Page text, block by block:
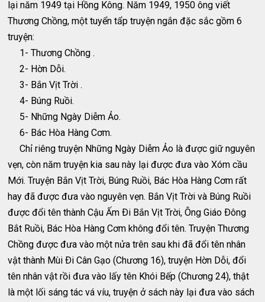
lại năm 1949 tại Hồng Kông. Năm 1949, 1950 ông viết
Thương Chồng, một tuyển tẩp truyện ngắn đặc sắc gồm 6
truyện:
1- Thương Chồng .
2- Hờn Dỗi.
3- Bắn Vịt Trời .
4- Búng Ruồi.
5- Những Ngày Diễm Ảo.
6- Bác Hòa Hàng Cơm.
Chỉ riêng truyện Những Ngày Diễm Ảo là được giữ nguyên
vẹn, còn năm truyện kia sau này lại được đưa vào Xóm cầu
Mới. Truyện Bắn Vịt Trời, Búng Ruồi, Bác Hòa Hàng Cơm rất
hay đã được đưa vào nguyên vẹn. Bắn Vịt Trời và Búng Ruồi
được đổi tên thành Cậu Ấm Ði Bắn Vịt Trời, Ông Giáo Ðông
Bắt Ruồi, Bác Hòa Hàng Cơm không đổi tên. Truyện Thương
Chồng được đưa vào một nửa trên sau khi đã đổi tên nhân
vật thành Mùi Ði Cân Gạo (Chương 16), truyện Hờn Dỗi, đổi
tên nhân vật rồi đưa vào lấy tên Khói Bếp (Chương 24), thật
là một lối sáng tác vá víu, truyện ở sách này lại đưa vào sách